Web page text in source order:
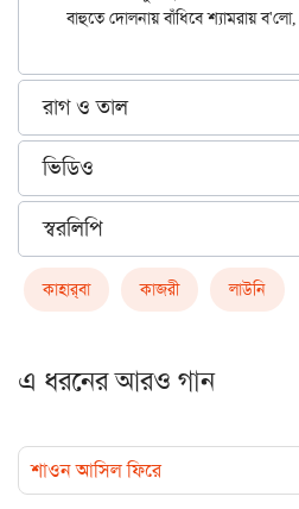
রাগ ও তাল
ভিডিও
স্বরলিপি
কাহার্‌বা কাজরী লাউনি
এ ধরনের আরও গান
শাওন আসিল ফিরে